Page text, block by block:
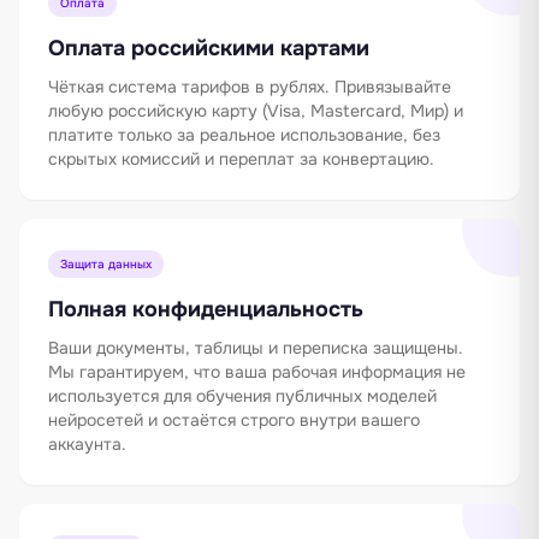
Оплата российскими картами
Чёткая система тарифов в рублях. Привязывайте
любую российскую карту (Visa, Mastercard, Мир) и
платите только за реальное использование, без
скрытых комиссий и переплат за конвертацию.
Защита данных
Полная конфиденциальность
Ваши документы, таблицы и переписка защищены.
Мы гарантируем, что ваша рабочая информация не
используется для обучения публичных моделей
нейросетей и остаётся строго внутри вашего
аккаунта.